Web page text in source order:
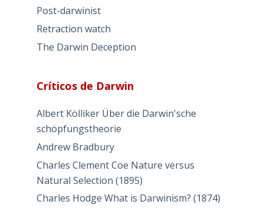
Post-darwinist
Retraction watch
The Darwin Deception
Críticos de Darwin
Albert Kölliker Über die Darwin'sche
schöpfungstheorie
Andrew Bradbury
Charles Clement Coe Nature versus
Natural Selection (1895)
Charles Hodge What is Darwinism? (1874)